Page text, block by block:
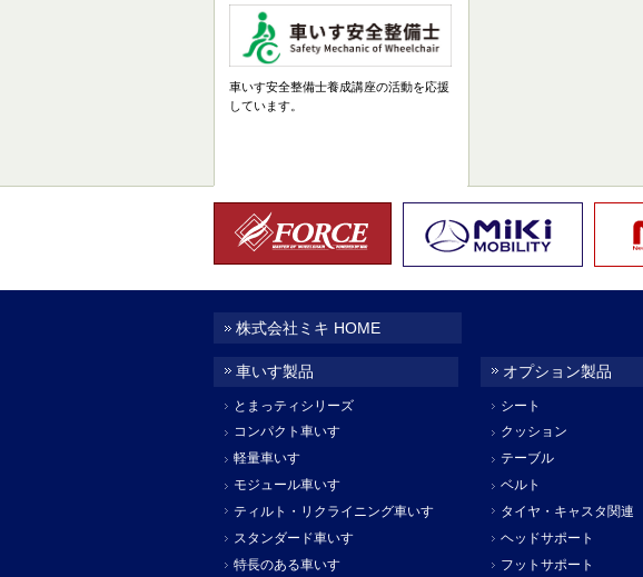
車いす安全整備士養成講座の活動を応援
しています。
株式会社ミキ HOME
車いす製品
とまっティシリーズ
コンパクト車いす
軽量車いす
モジュール車いす
ティルト・リクライニング車いす
スタンダード車いす
特長のある車いす
オプション製品
シート
クッション
テーブル
ベルト
タイヤ・キャスタ関連
ヘッドサポート
フットサポート